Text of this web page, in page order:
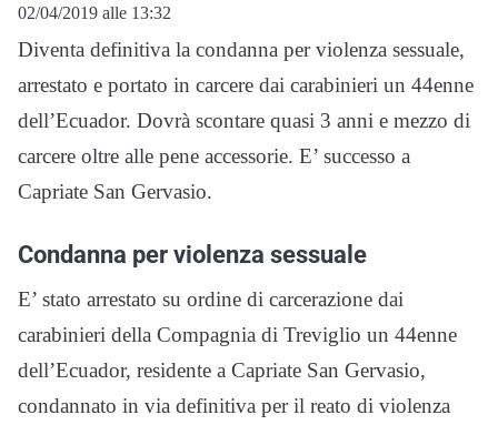
02/04/2019 alle 13:32
Diventa definitiva la condanna per violenza sessuale,
arrestato e portato in carcere dai carabinieri un 44enne
dell’Ecuador. Dovrà scontare quasi 3 anni e mezzo di
carcere oltre alle pene accessorie. E’ successo a
Capriate San Gervasio.
Condanna per violenza sessuale
E’ stato arrestato su ordine di carcerazione dai
carabinieri della Compagnia di Treviglio un 44enne
dell’Ecuador, residente a Capriate San Gervasio,
condannato in via definitiva per il reato di violenza